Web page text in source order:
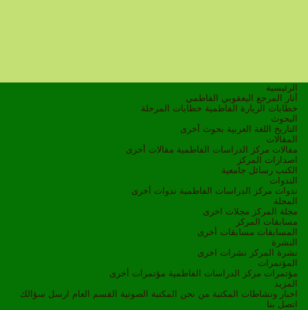
الرئيسية
أثار المرجع اليعقوبي الفاطمي
خطابات الزيارة الفاطمية خطابات المرحلة
البحوث
التاريخ
اللغة العربية بحوث أخرى
المقالات
مقالات مركز الدراسات الفاطمية مقالات أخرى
اصدارات المركز
الكتب رسائل جامعية
الندوات
ندوات مركز الدراسات الفاطمية ندوات أخرى
المجلة
مجلة المركز مجلات اخرى
مسابقات المركز
المسابقات مسابقات أخرى
النشرة
نشرة المركز نشرات اخرى
المؤتمرات
مؤتمرات مركز الدراسات الفاطمية مؤتمرات أخرى
المزيد
اخبار ونشاطات
المكتبة من نحن المكتبة الصوتية القسم العام ارسل سؤالك
اتصل بنا